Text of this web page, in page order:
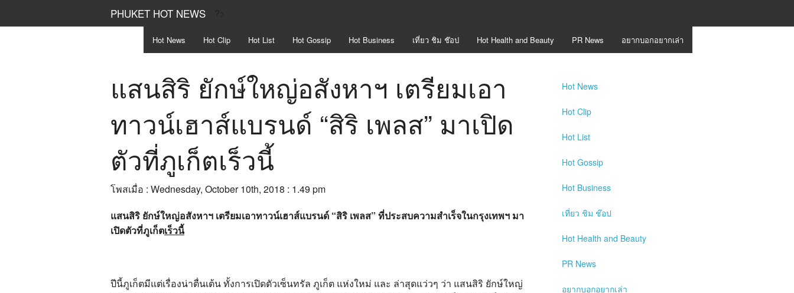
PHUKET HOT NEWS
Hot News Hot Clip Hot List Hot Gossip Hot Business เที่ยว ชิม ช๊อป Hot Health and Beauty PR News อยากบอกอยากเล่า
แสนสิริ ยักษ์ใหญ่อสังหาฯ เตรียมเอา
ทาวน์เฮาส์แบรนด์ “สิริ เพลส” มาเปิด
ตัวที่ภูเก็ตเร็วนี้
โพสเมื่อ : Wednesday, October 10th, 2018 : 1.49 pm
แสนสิริ ยักษ์ใหญ่อสังหาฯ เตรียมเอาทาวน์เฮาส์แบรนด์ “สิริ เพลส” ที่ประสบความสำเร็จในกรุงเทพฯ มา
เปิดตัวที่ภูเก็ตเร็วนี้
ปีนี้ภูเก็ตมีแต่เรื่องน่าตื่นเต้น ทั้งการเปิดตัวเซ็นทรัล ภูเก็ต แห่งใหม่ และ ล่าสุดแว่วๆ ว่า แสนสิริ ยักษ์ใหญ่
Hot News
Hot Clip
Hot List
Hot Gossip
Hot Business
เที่ยว ชิม ช๊อป
Hot Health and Beauty
PR News
อยากบอกอยากเล่า